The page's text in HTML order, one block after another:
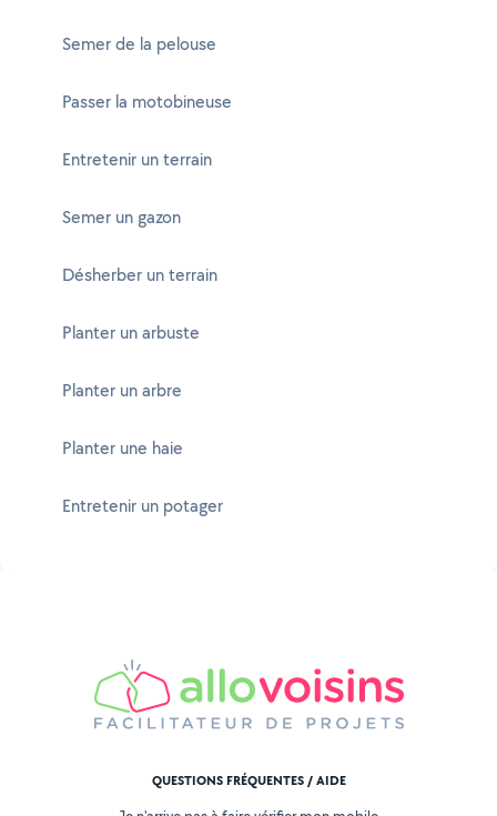
Semer de la pelouse
Passer la motobineuse
Entretenir un terrain
Semer un gazon
Désherber un terrain
Planter un arbuste
Planter un arbre
Planter une haie
Entretenir un potager
QUESTIONS FRÉQUENTES / AIDE